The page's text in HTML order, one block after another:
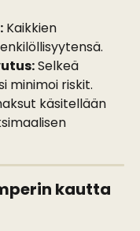
Kaikkien
Selkeä
minimoi riskit.
käsitellään
kautta